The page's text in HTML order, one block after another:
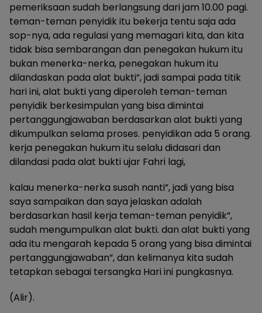
pemeriksaan sudah berlangsung dari jam 10.00 pagi.
teman-teman penyidik itu bekerja tentu saja ada
sop-nya, ada regulasi yang memagari kita, dan kita
tidak bisa sembarangan dan penegakan hukum itu
bukan menerka-nerka, penegakan hukum itu
dilandaskan pada alat bukti”, jadi sampai pada titik
hari ini, alat bukti yang diperoleh teman-teman
penyidik berkesimpulan yang bisa dimintai
pertanggungjawaban berdasarkan alat bukti yang
dikumpulkan selama proses. penyidikan ada 5 orang.
kerja penegakan hukum itu selalu didasari dan
dilandasi pada alat bukti ujar Fahri lagi,
kalau menerka-nerka susah nanti”, jadi yang bisa
saya sampaikan dan saya jelaskan adalah
berdasarkan hasil kerja teman-teman penyidik”,
sudah mengumpulkan alat bukti. dan alat bukti yang
ada itu mengarah kepada 5 orang yang bisa dimintai
pertanggungjawaban”, dan kelimanya kita sudah
tetapkan sebagai tersangka Hari ini pungkasnya.
(Alir).